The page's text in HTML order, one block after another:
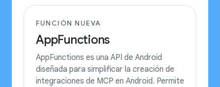
FUNCIÓN NUEVA
AppFunctions
AppFunctions es una API de Android
diseñada para simplificar la creación de
integraciones de MCP en Android. Permite